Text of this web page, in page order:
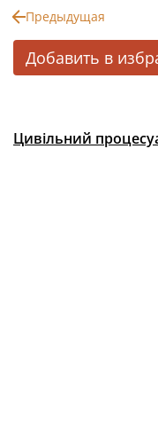
Предыдущая
Добавить в
Цивільний